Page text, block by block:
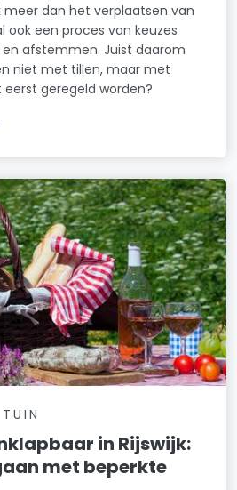
meer dan het verplaatsen van
ook een proces van keuzes
afstemmen. Juist daarom
niet met tillen, maar met
geregeld worden?
in Rijswijk:
met beperkte